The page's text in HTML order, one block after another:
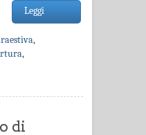
Leggi
,
,
di